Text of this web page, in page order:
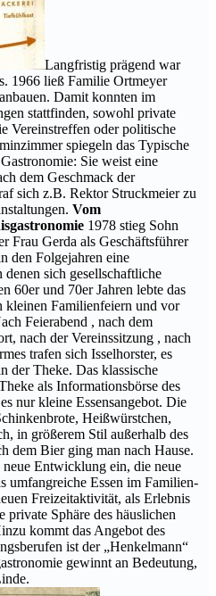
Langfristig prägend war
1966 ließ Familie Ortmeyer
Damit konnten im
stattfinden, sowohl private
Vereinstreffen oder politische
spiegeln das Typische
Sie weist eine
dem Geschmack der
sich z.B. Rektor Struckmeier zu
Vom
1978 stieg Sohn
Frau Gerda als Geschäftsführer
den Folgejahren eine
sich gesellschaftliche
60er und 70er Jahren lebte das
kleinen Familienfeiern und vor
Feierabend , nach dem
nach der Vereinssitzung , nach
trafen sich Isselhorster, es
der Theke. Das klassische
als Informationsbörse des
nur kleine Essensangebot. Die
Heißwürstchen,
in größerem Stil außerhalb des
dem Bier ging man nach Hause.
neue Entwicklung ein, die neue
umfangreiche Essen im Familien-
Freizeitaktivität, als Erlebnis
Sphäre des häuslichen
kommt das Angebot des
ist der „Henkelmann“
gewinnt an Bedeutung,